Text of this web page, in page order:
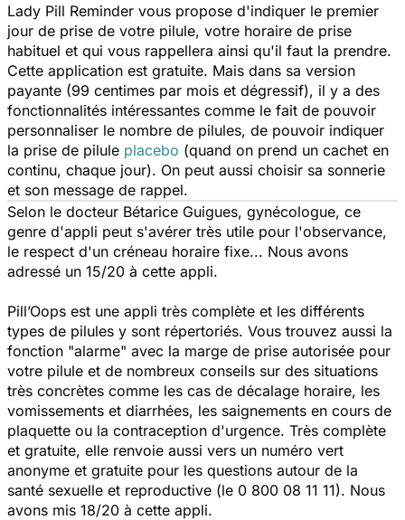
Lady Pill Reminder vous propose d'indiquer le premier
jour de prise de votre pilule, votre horaire de prise
habituel et qui vous rappellera ainsi qu'il faut la prendre.
Cette application est gratuite. Mais dans sa version
payante (99 centimes par mois et dégressif), il y a des
fonctionnalités intéressantes comme le fait de pouvoir
personnaliser le nombre de pilules, de pouvoir indiquer
la prise de pilule placebo (quand on prend un cachet en
continu, chaque jour). On peut aussi choisir sa sonnerie
et son message de rappel.
Selon le docteur Bétarice Guigues, gynécologue, ce
genre d'appli peut s'avérer très utile pour l'observance,
le respect d'un créneau horaire fixe... Nous avons
adressé un 15/20 à cette appli.
Pill’Oops est une appli très complète et les différents
types de pilules y sont répertoriés. Vous trouvez aussi la
fonction "alarme" avec la marge de prise autorisée pour
votre pilule et de nombreux conseils sur des situations
très concrètes comme les cas de décalage horaire, les
vomissements et diarrhées, les saignements en cours de
plaquette ou la contraception d'urgence. Très complète
et gratuite, elle renvoie aussi vers un numéro vert
anonyme et gratuite pour les questions autour de la
santé sexuelle et reproductive (le 0 800 08 11 11). Nous
avons mis 18/20 à cette appli.